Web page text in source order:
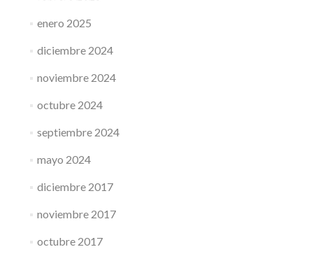
enero 2025
diciembre 2024
noviembre 2024
octubre 2024
septiembre 2024
mayo 2024
diciembre 2017
noviembre 2017
octubre 2017